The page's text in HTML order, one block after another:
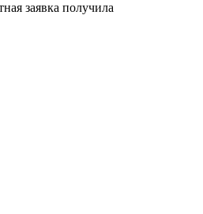
заявка получила